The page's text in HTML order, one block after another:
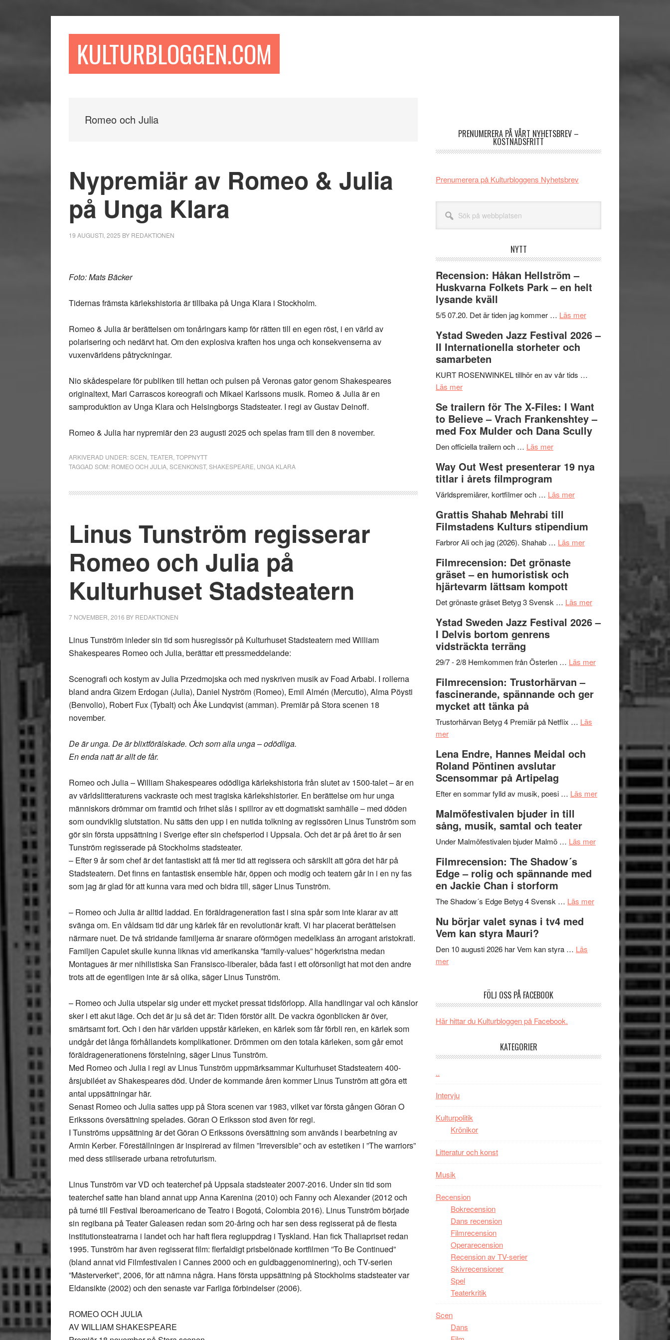
KULTURBLOGGEN.COM
Romeo och Julia
Nypremiär av Romeo & Julia
på Unga Klara
19 AUGUSTI, 2025 BY REDAKTIONEN
Foto: Mats Bäcker
Tidernas främsta kärlekshistoria är tillbaka på Unga Klara i Stockholm.
Romeo & Julia är berättelsen om tonåringars kamp för rätten till en egen röst, i en värld av
polarisering och nedärvt hat. Om den explosiva kraften hos unga och konsekvenserna av
vuxenvärldens påtryckningar.
Nio skådespelare för publiken till hettan och pulsen på Veronas gator genom Shakespeares
originaltext, Mari Carrascos koreografi och Mikael Karlssons musik. Romeo & Julia är en
samproduktion av Unga Klara och Helsingborgs Stadsteater. I regi av Gustav Deinoff.
Romeo & Julia har nypremiär den 23 augusti 2025 och spelas fram till den 8 november.
ARKIVERAD UNDER:SCEN TEATER TOPPNYTT
TAGGAD SOM: ROMEO OCH JULIA SCENKONST, SHAKESPEARE UNGA KLARA
Linus Tunström regisserar
Romeo och Julia på
Kulturhuset Stadsteatern
7 NOVEMBER, 2016 BY REDAKTIONEN
Linus Tunström inleder sin tid som husregissör på Kulturhuset Stadsteatern med William
Shakespeares Romeo och Julia, berättar ett pressmeddelande:
Scenografi och kostym av Julia Przedmojska och med nyskriven musik av Foad Arbabi. I rollerna
bland andra Gizem Erdogan (Julia), Daniel Nyström (Romeo), Emil Almén (Mercutio), Alma Pöysti
(Benvolio), Robert Fux (Tybalt) och Åke Lundqvist (amman). Premiär på Stora scenen 18
november.
De är unga. De är blixtförälskade. Och som alla unga – odödliga.
En enda natt är allt de får.
Romeo och Julia – William Shakespeares odödliga kärlekshistoria från slutet av 1500-talet – är en
av världslitteraturens vackraste och mest tragiska kärlekshistorier. En berättelse om hur unga
människors drömmar om framtid och frihet slås i spillror av ett dogmatiskt samhälle – med döden
som oundviklig slutstation. Nu sätts den upp i en nutida tolkning av regissören Linus Tunström som
gör sin första uppsättning i Sverige efter sin chefsperiod i Uppsala. Och det är på året tio år sen
Tunström regisserade på Stockholms stadsteater.
– Efter 9 år som chef är det fantastiskt att få mer tid att regissera och särskilt att göra det här på
Stadsteatern. Det finns en fantastisk ensemble här, öppen och modig och teatern går in i en ny fas
som jag är glad för att kunna vara med och bidra till, säger Linus Tunström.
– Romeo och Julia är alltid laddad. En föräldrageneration fast i sina spår som inte klarar av att
svänga om. En våldsam tid där ung kärlek får en revolutionär kraft. Vi har placerat berättelsen
närmare nuet. De två stridande familjerna är snarare oförmögen medelklass än arrogant aristokrati.
Familjen Capulet skulle kunna liknas vid amerikanska ”family-values” högerkristna medan
Montagues är mer nihilistiska San Fransisco-liberaler, båda fast i ett oförsonligt hat mot den andre
trots att de egentligen inte är så olika, säger Linus Tunström.
– Romeo och Julia utspelar sig under ett mycket pressat tidsförlopp. Alla handlingar val och känslor
sker i ett akut läge. Och det är ju så det är: Tiden förstör allt. De vackra ögonblicken är över,
smärtsamt fort. Och i den här världen uppstår kärleken, en kärlek som får förbli ren, en kärlek som
undgår det långa förhållandets komplikationer. Drömmen om den totala kärleken, som går emot
föräldragenerationens förstelning, säger Linus Tunström.
Med Romeo och Julia i regi av Linus Tunström uppmärksammar Kulturhuset Stadsteatern 400-
årsjubiléet av Shakespeares död. Under de kommande åren kommer Linus Tunström att göra ett
antal uppsättningar här.
Senast Romeo och Julia sattes upp på Stora scenen var 1983, vilket var första gången Göran O
Erikssons översättning spelades. Göran O Eriksson stod även för regi.
I Tunströms uppsättning är det Göran O Erikssons översättning som används i bearbetning av
Armin Kerber. Föreställningen är inspirerad av filmen ”Irreversible” och av estetiken i ”The warriors”
med dess stiliserade urbana retrofuturism.
Linus Tunström var VD och teaterchef på Uppsala stadsteater 2007-2016. Under sin tid som
teaterchef satte han bland annat upp Anna Karenina (2010) och Fanny och Alexander (2012 och
på turné till Festival Iberoamericano de Teatro i Bogotá, Colombia 2016). Linus Tunström började
sin regibana på Teater Galeasen redan som 20-åring och har sen dess regisserat på de flesta
institutionsteatrarna i landet och har haft flera regiuppdrag i Tyskland. Han fick Thaliapriset redan
1995. Tunström har även regisserat film: flerfaldigt prisbelönade kortfilmen ”To Be Continued”
(bland annat vid Filmfestivalen i Cannes 2000 och en guldbaggenominering), och TV-serien
”Mästerverket”, 2006, för att nämna några. Hans första uppsättning på Stockholms stadsteater var
Eldansikte (2002) och den senaste var Farliga förbindelser (2006).
ROMEO OCH JULIA
AV WILLIAM SHAKESPEARE
PRENUMERERA PÅ VÅRT NYHETSBREV –
KOSTNADSFRITT
Prenumerera på Kulturbloggens Nyhetsbrev
webbplatsen
NYTT
Recension: Håkan Hellström –
Huskvarna Folkets Park – en helt
lysande kväll
5/5 07.20. Det är tiden jag kommer … Läs merom
Håkan
–
en
helt
Ystad Sweden Jazz Festival 2026 –
II Internationella storheter och
samarbeten
KURT ROSENWINKEL tillhör en av vår tids …
Läs merom
Sweden
Jazz
Festival
2026
II
Internationella
storheter
samarbeten
Se trailern för The X-Files: I Want
to Believe – Vrach Frankenshtey –
med Fox Mulder och Dana Scully
Den officiella trailern och … Läs merom
trailern
The
Files:
I
Want
Believe
–
Vrach
Frankenshtey
med
och
Scully
Way Out West presenterar 19 nya
titlar i årets filmprogram
Världspremiärer, kortfilmer och … Läs merom
West
presenterar
årets
Grattis Shahab Mehrabi till
Filmstadens Kulturs stipendium
Farbror Ali och jag (2026). Shahab … Läs merom
Filmstadens
stipendium
Filmrecension: Det grönaste
gräset – en humoristisk och
hjärtevarm lättsam kompott
Det grönaste gräset Betyg 3 Svensk … Läs merom
Filmrecension:
Det
–
humoristisk
och
hjärtevarm
Ystad Sweden Jazz Festival 2026 –
I Delvis bortom genrens
vidsträckta terräng
29/7 - 2/8 Hemkommen från Österlen … Läs merom
Festival
genrens
vidsträckta
Filmrecension: Trustorhärvan –
fascinerande, spännande och ger
mycket att tänka på
Trustorhärvan Betyg 4 Premiär på Netflix … Läs
merom
Trustorhärvan
–
fascinerande,
spännande
ger
mycket
att
på
Lena Endre, Hannes Meidal och
Roland Pöntinen avslutar
Scensommar på Artipelag
Efter en sommar fylld av musik, poesi … Läs merom
Hannes
Roland
Pöntinen
avslutar
Artipelag
Malmöfestivalen bjuder in till
sång, musik, samtal och teater
Under Malmöfestivalen bjuder Malmö … Läs merom
Malmöfestivalen
Filmrecension: The Shadow´s
Edge – rolig och spännande med
en Jackie Chan i storform
The Shadow´s Edge Betyg 4 Svensk … Läs merom
Filmrecension:
Shadow
spännande
Chan
storform
Nu börjar valet synas i tv4 med
Vem kan styra Mauri?
Den 10 augusti 2026 har Vem kan styra … Läs
merom
synas
Vem
Mauri?
FÖLJ OSS PÅ FACEBOOK
Här hittar du Kulturbloggen på Facebook.
KATEGORIER
..
Intervju
Kulturpolitik
Krönikor
Litteratur och konst
Musik
Recension
Bokrecension
Dans recension
Filmrecension
Operarecension
Recension av TV-serier
Skivrecensioner
Spel
Teaterkritik
Scen
Dans